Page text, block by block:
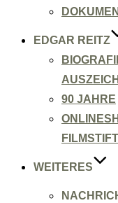
EDGAR REITZ
90 JAHRE
WEITERES